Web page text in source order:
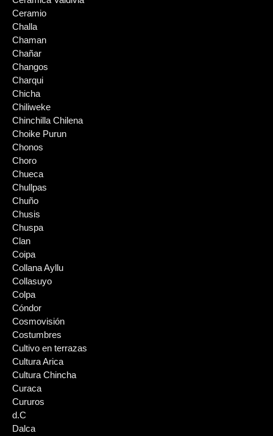
Ceramio
Challa
Chaman
Chañar
Changos
Charqui
Chicha
Chiliweke
Chinchilla Chilena
Choike Purun
Chonos
Choro
Chueca
Chullpas
Chuño
Chusis
Chuspa
Clan
Coipa
Collana Ayllu
Collasuyo
Colpa
Cóndor
Cosmovisión
Costumbres
Cultivo en terrazas
Cultura Arica
Cultura Chincha
Curaca
Cururos
d.C
Dalca